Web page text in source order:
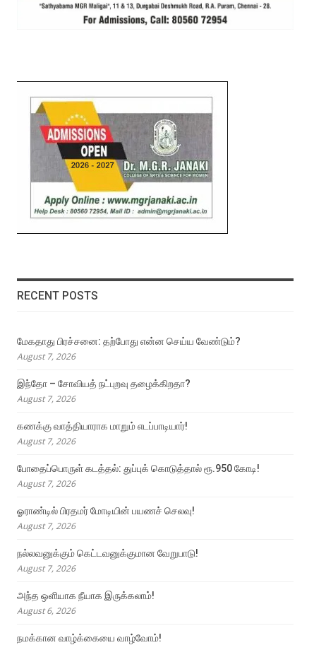
RECENT POSTS
மேகதாது பிரச்சனை: தற்போது என்ன செய்ய வேண்டும்?
August 7, 2026
இந்தோ – சோவியத் நட்புறவு தழைக்கிறதா?
August 7, 2026
கணக்கு வாத்தியாராக மாறும் எடப்பாடியார்!
August 7, 2026
போதைப்பொருள் கடத்தல்: துப்புக் கொடுத்தால் ரூ.950 கோடி!
August 7, 2026
ஓராண்டில் பிரதமர் மோடியின் பயணச் செலவு!
August 7, 2026
நல்லவனுக்கும் கெட்டவனுக்குமான வேறுபாடு!
August 7, 2026
அந்த ஒளியாக நீயாக இருக்கலாம்!
August 6, 2026
நமக்கான வாழ்க்கையை வாழ்வோம்!